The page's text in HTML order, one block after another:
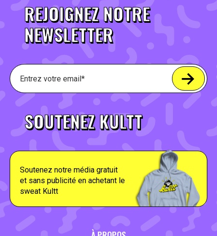
REJOIGNEZ NOTRE
NEWSLETTER
SOUTENEZ KULTT
Soutenez notre média gratuit
et sans publicité en achetant le
sweat Kultt